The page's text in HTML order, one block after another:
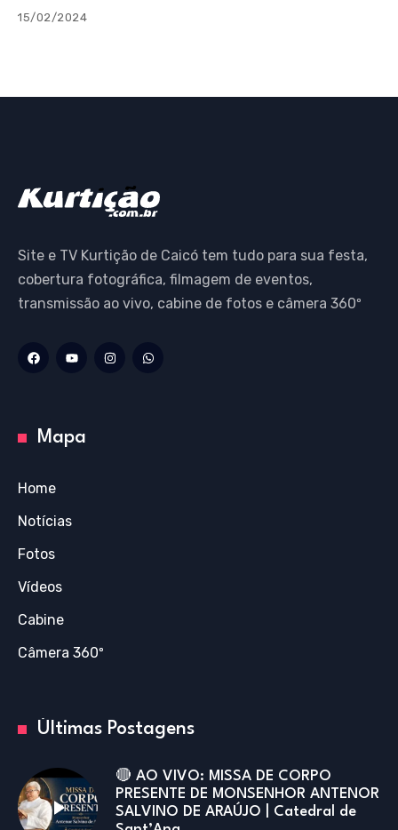
15/02/2024
Site e TV Kurtição de Caicó tem tudo para sua festa,
cobertura fotográfica, filmagem de eventos,
transmissão ao vivo, cabine de fotos e câmera 360º
Mapa
Home
Notícias
Fotos
Vídeos
Cabine
Câmera 360º
Últimas Postagens
🔴 AO VIVO: MISSA DE CORPO
PRESENTE DE MONSENHOR ANTENOR
SALVINO DE ARAÚJO | Catedral de